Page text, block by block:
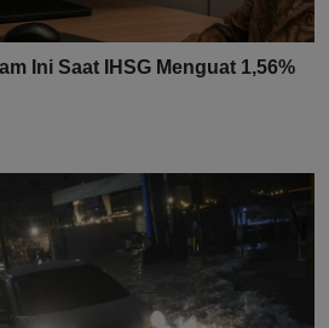
Ini Saat IHSG Menguat 1,56%